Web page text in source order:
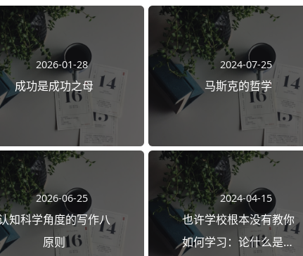
2026-01-28
成功是成功之母
2024-07-25
马斯克的哲学
2026-06-25
知科学角度的写作八
原则
2024-04-15
也许学校根本没有教你
如何学习：论什么是真